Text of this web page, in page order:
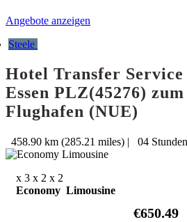
Angebote anzeigen
Steele
Hotel Transfer
Essen PLZ(45276)
Flughafen (NUE)
458.90 km (285.21 miles) | 04
x 3 x 2 x 2
Economy Limousine
€650.49